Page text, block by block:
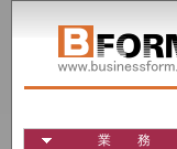
業務